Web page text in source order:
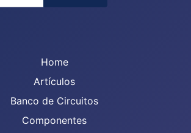
Home
Artículos
Banco de Circuitos
Componentes